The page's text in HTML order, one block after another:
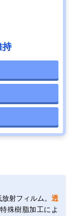
持
射フィルム。 透
殊樹脂加工によ